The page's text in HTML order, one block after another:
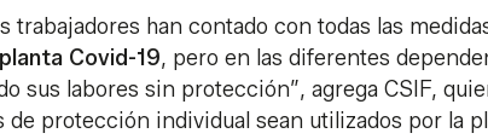
trabajadores han contado con todas las
planta Covid-19, pero en las diferentes
sus labores sin protección”, agrega CSIF,
protección individual sean utilizados por la